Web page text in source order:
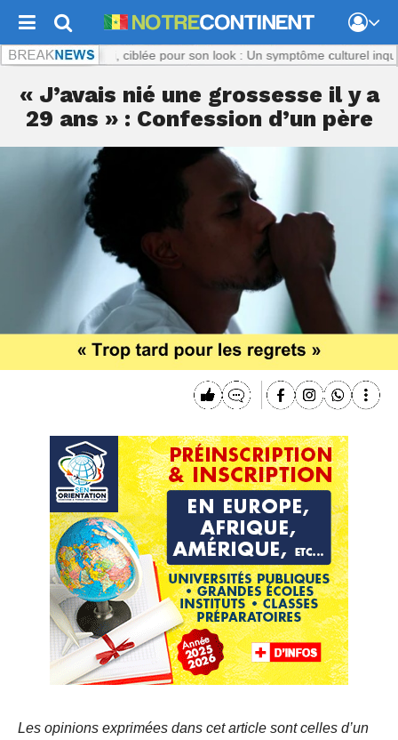
: Titi, ciblée pour son look : Un symptôme culturel inquiétant
« J’avais nié une grossesse il y a
29 ans » : Confession d’un père
Les opinions exprimées dans cet article sont celles d’un